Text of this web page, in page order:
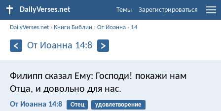
DailyVerses.net Темы Зарегистрироваться
DailyVerses.net ›Книги Библии ›От Иоанна › 14
От Иоанна 14:8
Филипп сказал Ему: Господи! покажи нам
Отца, и довольно для нас.
От Иоанна 14:8 Отец удовлетворение